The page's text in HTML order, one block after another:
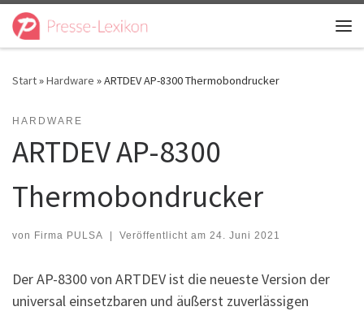
Zum Inhalt springen
Start»Hardware »ARTDEV AP-8300 Thermobondrucker
HARDWARE
ARTDEV AP-8300
Thermobondrucker
von Firma PULSA | Veröffentlicht am 24. Juni 2021
Der AP-8300 von ARTDEV ist die neueste Version der
universal einsetzbaren und äußerst zuverlässigen